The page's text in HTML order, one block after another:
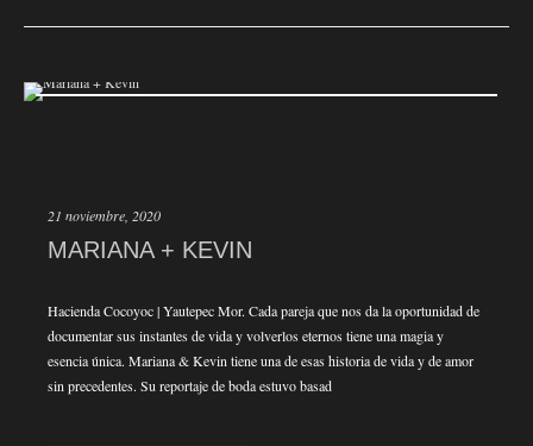
21 noviembre, 2020
MARIANA + KEVIN
Hacienda Cocoyoc | Yautepec Mor. Cada pareja que nos da la oportunidad de
documentar sus instantes de vida y volverlos eternos tiene una magia y
esencia única. Mariana & Kevin tiene una de esas historia de vida y de amor
sin precedentes. Su reportaje de boda estuvo basad